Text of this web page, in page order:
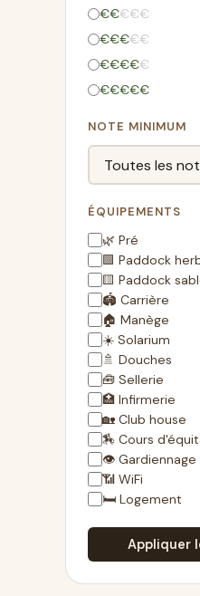
€€€€€
€€€€€
€€€€€
€€€€€
NOTE MINIMUM
ÉQUIPEMENTS
🌿 Pré
🟩 Paddock
🟨 Paddock
🏟️ Carrière
🏠 Manège
☀️ Solarium
🚿 Douches
🧰 Sellerie
🏥 Infirmerie
🏡 Club house
🏇 Cours
👁
📶 WiFi
🛏 Logement
Appliquer